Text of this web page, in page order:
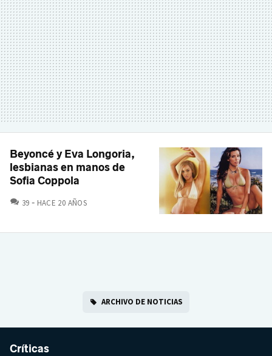
Beyoncé y Eva Longoria,
lesbianas en manos de
Sofia Coppola
39 COMENTARIOS
HACE 20 AÑOS
ARCHIVO DE NOTICIAS
Críticas